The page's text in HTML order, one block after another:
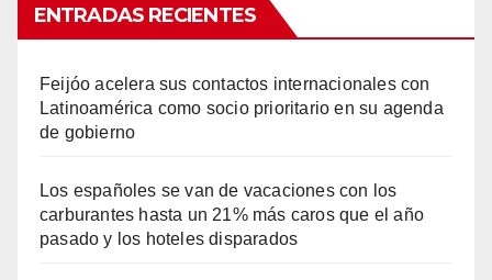
ENTRADAS RECIENTES
Feijóo acelera sus contactos internacionales con
Latinoamérica como socio prioritario en su agenda
de gobierno
Los españoles se van de vacaciones con los
carburantes hasta un 21% más caros que el año
pasado y los hoteles disparados